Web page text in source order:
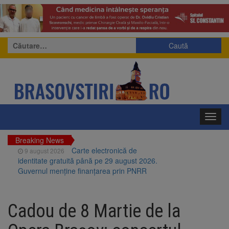
Caută
după:
Breaking News
9 august 2026
Carte electronică de
identitate gratuită până pe 29 august 2026.
Guvernul menține finanțarea prin PNRR
Brașovului vor fi restaurate. Contractul de
finanțare a fost semnat
Cadou de 8 Martie de la